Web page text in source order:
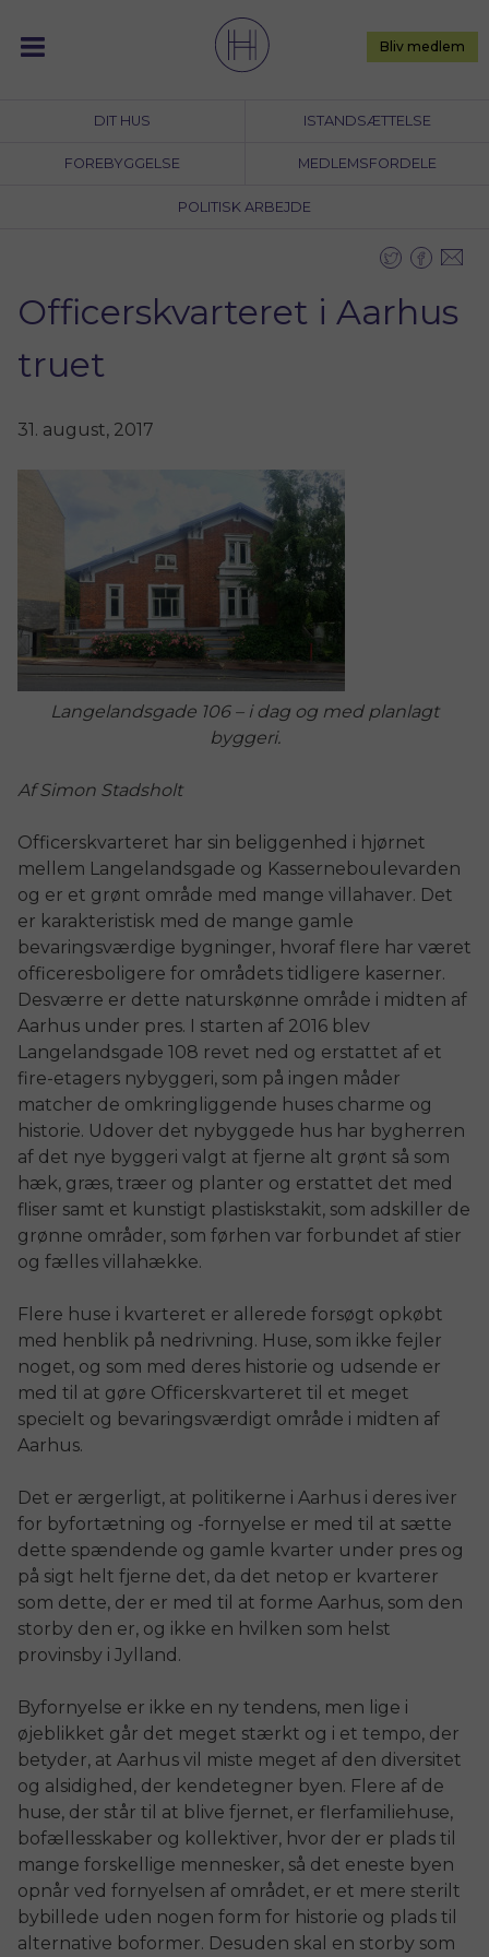
content
DIT HUS ISTANDSÆTTELSE
FOREBYGGELSE MEDLEMSFORDELE
POLITISK ARBEJDE
Bliv medlem
Officerskvarteret i Aarhus
truet
31. august, 2017
Langelandsgade 106 – i dag og med planlagt
byggeri.
Af Simon Stadsholt
Officerskvarteret har sin beliggenhed i hjørnet
mellem Langelandsgade og Kasserneboulevarden
og er et grønt område med mange villahaver. Det
er karakteristisk med de mange gamle
bevaringsværdige bygninger, hvoraf flere har været
officeresboligere for områdets tidligere kaserner.
Desværre er dette naturskønne område i midten af
Aarhus under pres. I starten af 2016 blev
Langelandsgade 108 revet ned og erstattet af et
fire-etagers nybyggeri, som på ingen måder
matcher de omkringliggende huses charme og
historie. Udover det nybyggede hus har bygherren
af det nye byggeri valgt at fjerne alt grønt så som
hæk, græs, træer og planter og erstattet det med
fliser samt et kunstigt plastiskstakit, som adskiller de
grønne områder, som førhen var forbundet af stier
og fælles villahække.
Flere huse i kvarteret er allerede forsøgt opkøbt
med henblik på nedrivning. Huse, som ikke fejler
noget, og som med deres historie og udsende er
med til at gøre Officerskvarteret til et meget
specielt og bevaringsværdigt område i midten af
Aarhus.
Det er ærgerligt, at politikerne i Aarhus i deres iver
for byfortætning og -fornyelse er med til at sætte
dette spændende og gamle kvarter under pres og
på sigt helt fjerne det, da det netop er kvarterer
som dette, der er med til at forme Aarhus, som den
storby den er, og ikke en hvilken som helst
provinsby i Jylland.
Byfornyelse er ikke en ny tendens, men lige i
øjeblikket går det meget stærkt og i et tempo, der
betyder, at Aarhus vil miste meget af den diversitet
og alsidighed, der kendetegner byen. Flere af de
huse, der står til at blive fjernet, er flerfamiliehuse,
bofællesskaber og kollektiver, hvor der er plads til
mange forskellige mennesker, så det eneste byen
opnår ved fornyelsen af området, er et mere sterilt
bybillede uden nogen form for historie og plads til
alternative boformer. Desuden skal en storby som